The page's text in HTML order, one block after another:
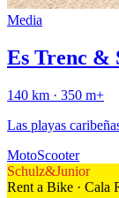
Media
Es Trenc &
140 km · 350 m+
Las playas
MotoScooter
Schulz&Junior
Rent a Bike · Cala